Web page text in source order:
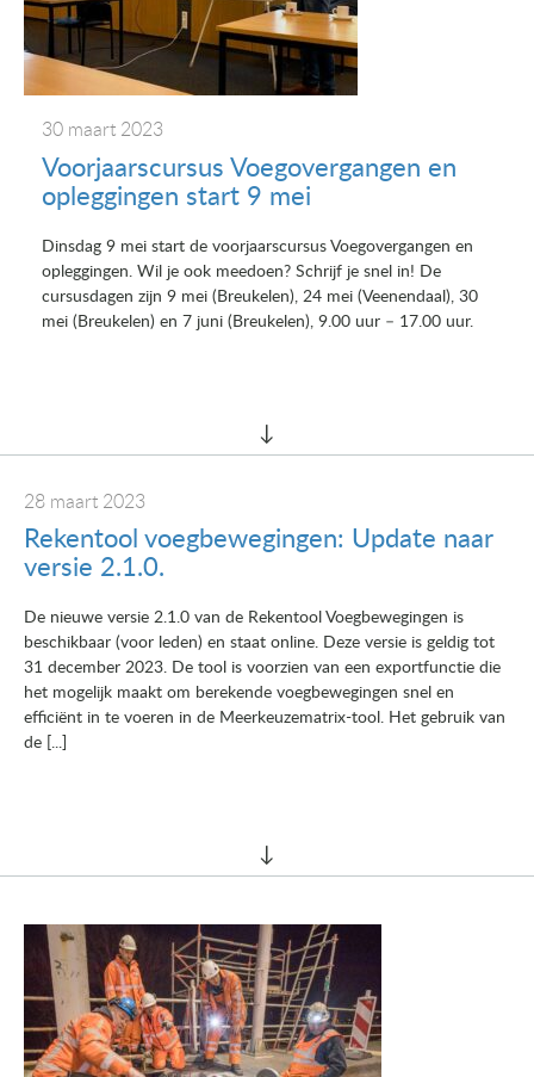
30 maart 2023
Voorjaarscursus Voegovergangen en
opleggingen start 9 mei
Dinsdag 9 mei start de voorjaarscursus Voegovergangen en
opleggingen. Wil je ook meedoen? Schrijf je snel in! De
cursusdagen zijn 9 mei (Breukelen), 24 mei (Veenendaal), 30
mei (Breukelen) en 7 juni (Breukelen), 9.00 uur – 17.00 uur.
28 maart 2023
Rekentool voegbewegingen: Update naar
versie 2.1.0.
De nieuwe versie 2.1.0 van de Rekentool Voegbewegingen is
beschikbaar (voor leden) en staat online. Deze versie is geldig tot
31 december 2023. De tool is voorzien van een exportfunctie die
het mogelijk maakt om berekende voegbewegingen snel en
efficiënt in te voeren in de Meerkeuzematrix-tool. Het gebruik van
de [...]